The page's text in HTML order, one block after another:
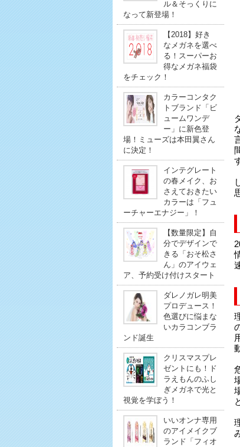
ル＆そっくりに
なって新登場！
【2018】好き
なメガネを選べ
る！スーパーお
得なメガネ福袋
をチェック！
カラーコンタク
トブランド「ビ
ュームワンデ
ー」に新色登
場！ミューズは本田翼さん
に決定！
インテグレート
の春メイク、お
さえておきたい
カラーは「フュ
ーチャーエナジー」！
【数量限定】自
分でデザインで
きる「おそ松さ
ん」のアイウェ
ア、予約受け付けスタート
ダレノガレ明美
プロデュース！
色選びに悩まな
いカラコンブラ
ンド誕生
クリスマスプレ
ゼントにも！ド
ラえもんのふし
ぎメガネで光と
視覚を学ぼう！
いいオンナ専用
のアイメイクブ
ランド「フィオ